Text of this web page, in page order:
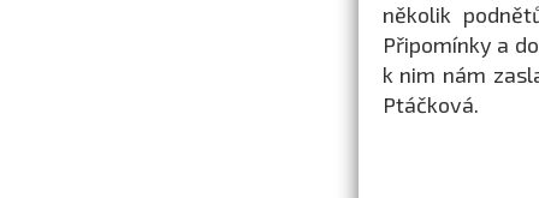
několik
Připomínky a
k nim nám
Ptáčková.